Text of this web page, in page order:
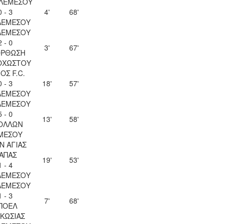
- 3
4'
68'
- 0
3' 67'
F.C.
- 3
18'
57'
- 0
13' 58'
ΑΓΙΑΣ
- 4
19' 53'
- 3
7' 68'